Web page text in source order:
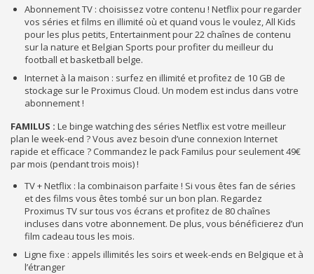
Abonnement TV : choisissez votre contenu ! Netflix pour regarder
vos séries et films en illimité où et quand vous le voulez, All Kids
pour les plus petits, Entertainment pour 22 chaînes de contenu
sur la nature et Belgian Sports pour profiter du meilleur du
football et basketball belge.
Internet à la maison : surfez en illimité et profitez de 10 GB de
stockage sur le Proximus Cloud. Un modem est inclus dans votre
abonnement !
FAMILUS : Le binge watching des séries Netflix est votre meilleur
plan le week-end ? Vous avez besoin d’une connexion Internet
rapide et efficace ? Commandez le pack Familus pour seulement 49€
par mois (pendant trois mois) !
TV + Netflix : la combinaison parfaite ! Si vous êtes fan de séries
et des films vous êtes tombé sur un bon plan. Regardez
Proximus TV sur tous vos écrans et profitez de 80 chaînes
incluses dans votre abonnement. De plus, vous bénéficierez d’un
film cadeau tous les mois.
Ligne fixe : appels illimités les soirs et week-ends en Belgique et à
l’étranger